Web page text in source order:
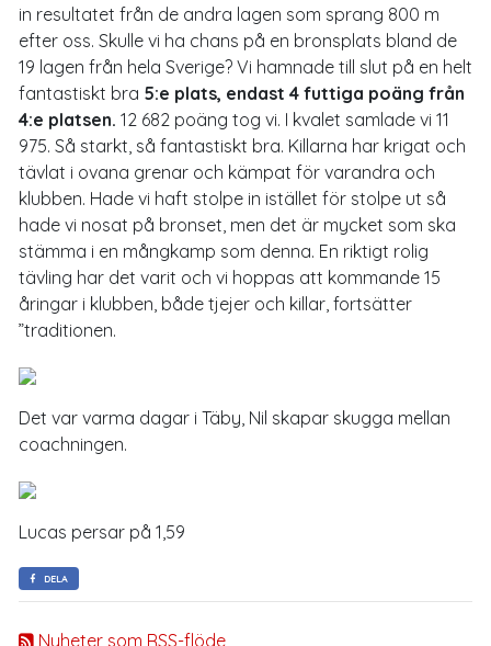
Nyheter som RSS-flöde
in resultatet från de andra lagen som sprang 800 m
efter oss. Skulle vi ha chans på en bronsplats bland de
19 lagen från hela Sverige? Vi hamnade till slut på en helt
fantastiskt bra 5:e plats, endast 4 futtiga poäng från
4:e platsen. 12 682 poäng tog vi. I kvalet samlade vi 11
975. Så starkt, så fantastiskt bra. Killarna har krigat och
tävlat i ovana grenar och kämpat för varandra och
klubben. Hade vi haft stolpe in istället för stolpe ut så
hade vi nosat på bronset, men det är mycket som ska
stämma i en mångkamp som denna. En riktigt rolig
tävling har det varit och vi hoppas att kommande 15
åringar i klubben, både tjejer och killar, fortsätter
”traditionen.
Det var varma dagar i Täby, Nil skapar skugga mellan
coachningen.
Lucas persar på 1,59
DELA